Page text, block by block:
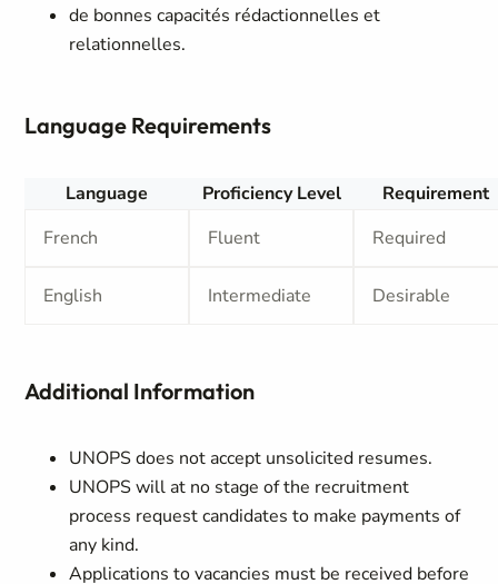
de bonnes capacités rédactionnelles et
relationnelles.
Language Requirements
Language Proficiency Level
Requirement
French
Fluent Required
English Intermediate Desirable
Additional Information
UNOPS does not accept unsolicited resumes.
UNOPS will at no stage of the recruitment
process request candidates to make payments of
any kind.
Applications to vacancies must be received before